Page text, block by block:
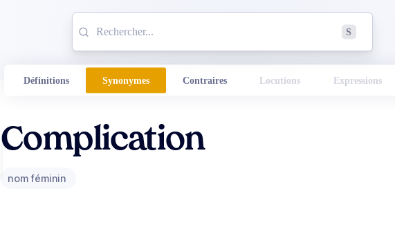
S
Définitions Synonymes Contraires Locutions Expressions
Complication
nom féminin